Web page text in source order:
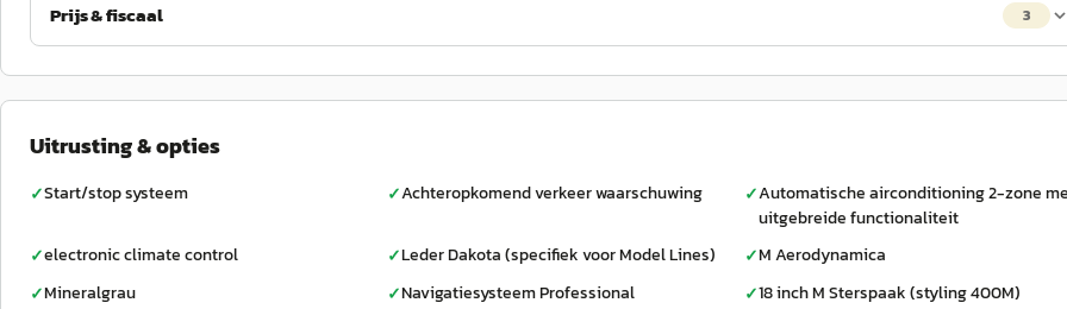
Prijs & fiscaal 3
Uitrusting & opties
✓Start/stop systeem ✓Achteropkomend verkeer waarschuwing ✓Automatische airconditioning 2-zone
uitgebreide functionaliteit
✓electronic climate control ✓Leder Dakota (specifiek voor Model Lines) ✓M Aerodynamica
✓Mineralgrau ✓Navigatiesysteem Professional ✓18 inch M Sterspaak (styling 400M)